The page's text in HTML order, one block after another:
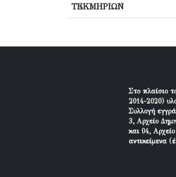
ΤΕΚΜΗΡΙΩΝ
Στο πλαίσιο
2014-2020)
Συλλογή
3, Αρχείο
και 04,
αντικείμενα